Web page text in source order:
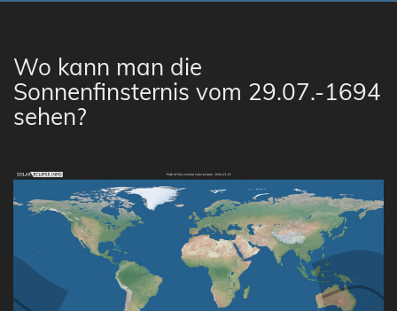
Wo kann man die
Sonnenfinsternis vom 29.07.-1694
sehen?